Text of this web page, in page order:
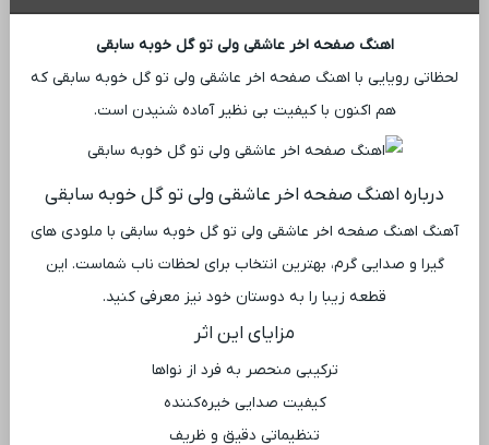
اهنگ صفحه اخر عاشقی ولی تو گل خوبه سابقی
لحظاتی رویایی با اهنگ صفحه اخر عاشقی ولی تو گل خوبه سابقی که
هم اکنون با کیفیت بی ‌نظیر آماده شنیدن است.
درباره اهنگ صفحه اخر عاشقی ولی تو گل خوبه سابقی
آهنگ اهنگ صفحه اخر عاشقی ولی تو گل خوبه سابقی با ملودی ‌های
گیرا و صدایی گرم، بهترین انتخاب برای لحظات ناب شماست. این
قطعه زیبا را به دوستان خود نیز معرفی کنید.
مزایای این اثر
ترکیبی منحصر به فرد از نواها
کیفیت صدایی خیره‌کننده
تنظیماتی دقیق و ظریف